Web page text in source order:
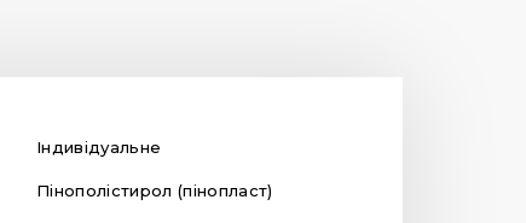
Індивідуальне
Пінополістирол (пінопласт)